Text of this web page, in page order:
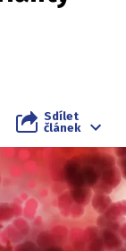
Sdílet
článek